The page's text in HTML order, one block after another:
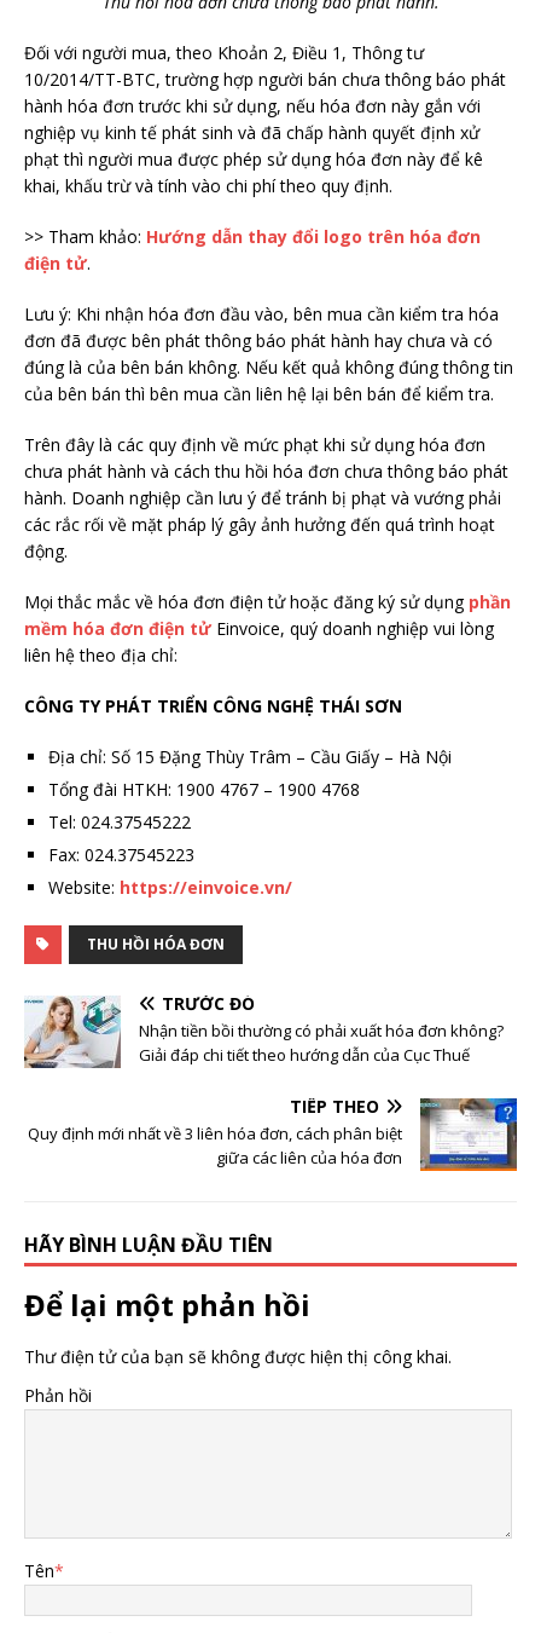
Đối với người mua, theo Khoản 2, Điều 1, Thông tư
10/2014/TT-BTC, trường hợp người bán chưa thông báo phát
hành hóa đơn trước khi sử dụng, nếu hóa đơn này gắn với
nghiệp vụ kinh tế phát sinh và đã chấp hành quyết định xử
phạt thì người mua được phép sử dụng hóa đơn này để kê
khai, khấu trừ và tính vào chi phí theo quy định.
>> Tham khảo: Hướng dẫn thay đổi logo trên hóa đơn
điện tử.
Lưu ý: Khi nhận hóa đơn đầu vào, bên mua cần kiểm tra hóa
đơn đã được bên phát thông báo phát hành hay chưa và có
đúng là của bên bán không. Nếu kết quả không đúng thông tin
của bên bán thì bên mua cần liên hệ lại bên bán để kiểm tra.
Trên đây là các quy định về mức phạt khi sử dụng hóa đơn
chưa phát hành và cách thu hồi hóa đơn chưa thông báo phát
hành. Doanh nghiệp cần lưu ý để tránh bị phạt và vướng phải
các rắc rối về mặt pháp lý gây ảnh hưởng đến quá trình hoạt
động.
Mọi thắc mắc về hóa đơn điện tử hoặc đăng ký sử dụng phần
mềm hóa đơn điện tửEinvoice, quý doanh nghiệp vui lòng
liên hệ theo địa chỉ:
CÔNG TY PHÁT TRIỂN CÔNG NGHỆ THÁI SƠN
Địa chỉ: Số 15 Đặng Thùy Trâm – Cầu Giấy – Hà Nội
Tổng đài HTKH: 1900 4767 – 1900 4768
Tel: 024.37545222
Fax: 024.37545223
Website: https://einvoice.vn/
THU HỒI HÓA ĐƠN
TRƯỚC ĐÓ
Nhận tiền bồi thường có phải xuất hóa đơn không?
Giải đáp chi tiết theo hướng dẫn của Cục Thuế
TIẾP THEO
Quy định mới nhất về 3 liên hóa đơn, cách phân biệt
giữa các liên của hóa đơn
HÃY BÌNH LUẬN ĐẦU TIÊN
Để lại một phản hồi
Thư điện tử của bạn sẽ không được hiện thị công khai.
Phản hồi
Tên*